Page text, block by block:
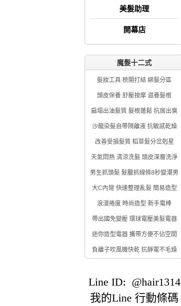
美髮助理
開幕店
魔髮十二式
髮妝工具 梳開打結 綁髮分區
頭皮保養 舒壓按摩 滋養髮根
扁塌出油髮質 髮根蓬鬆 抗屑出臭
沙龍染髮自帶隔離液 抗敏感乾燥
改善受損髮質 稻草髮分岔剋星
天氣悶熱 清涼洗髮 頭皮深層洗淨
男生抓頭髮 髮臘抓線條8秒變潮男
大C內彎 快速整理亂髮 簡易造型
浪漫捲度 時尚造型 新手電棒
帶出國免變壓 環球電壓美髮電器
迷你造型電器 攜帶方便不佔空間
負離子吹風機快乾 抗靜電不毛燥
Line ID: @hair1314
我的Line 行動條碼